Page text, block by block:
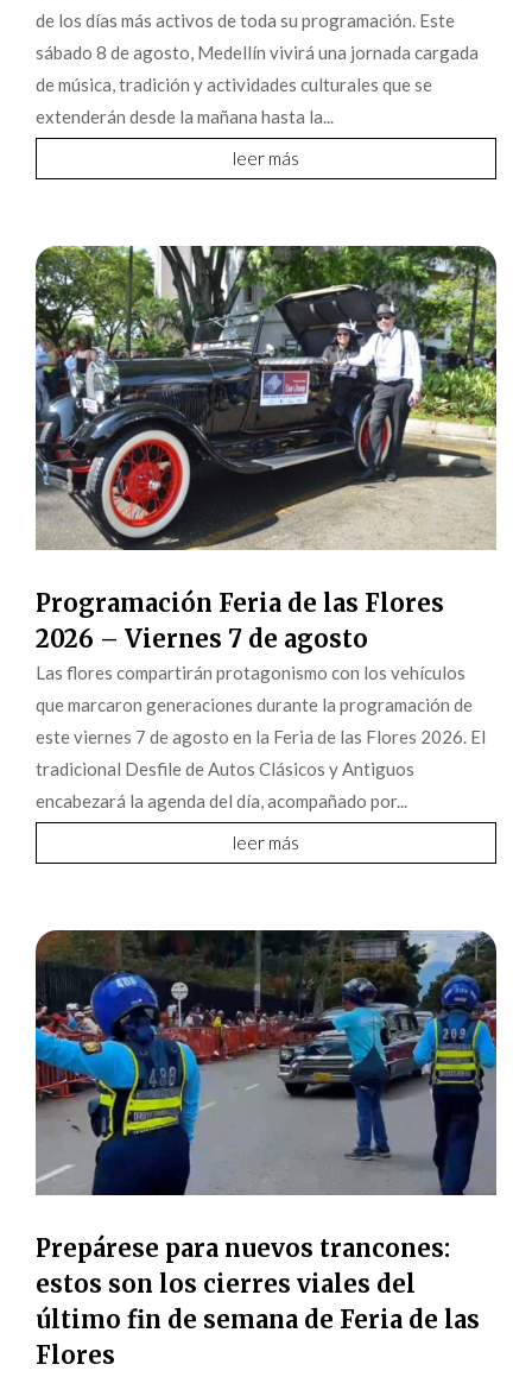
de los días más activos de toda su programación. Este
sábado 8 de agosto, Medellín vivirá una jornada cargada
de música, tradición y actividades culturales que se
extenderán desde la mañana hasta la...
leer más
Programación Feria de las Flores
2026 – Viernes 7 de agosto
Las flores compartirán protagonismo con los vehículos
que marcaron generaciones durante la programación de
este viernes 7 de agosto en la Feria de las Flores 2026. El
tradicional Desfile de Autos Clásicos y Antiguos
encabezará la agenda del día, acompañado por...
leer más
Prepárese para nuevos trancones:
estos son los cierres viales del
último fin de semana de Feria de las
Flores